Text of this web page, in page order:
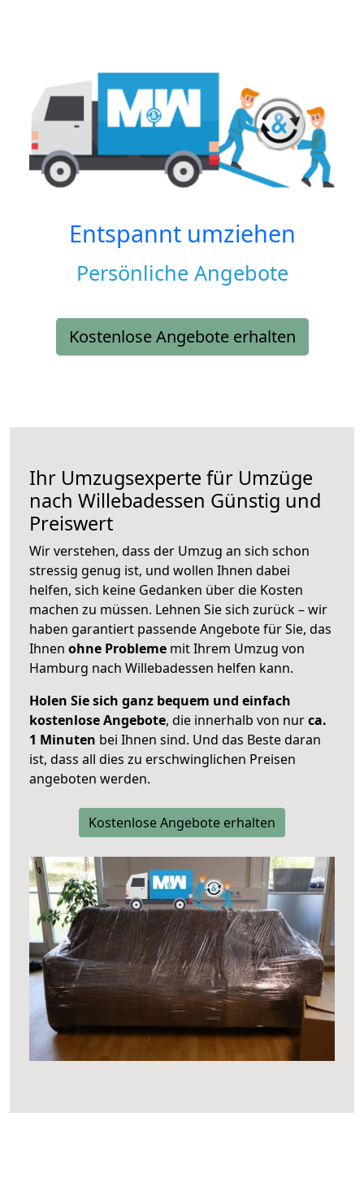
Entspannt umziehen
Persönliche Angebote
Kostenlose Angebote erhalten
Ihr Umzugsexperte für Umzüge
nach Willebadessen Günstig und
Preiswert
Wir verstehen, dass der Umzug an sich schon
stressig genug ist, und wollen Ihnen dabei
helfen, sich keine Gedanken über die Kosten
machen zu müssen. Lehnen Sie sich zurück – wir
haben garantiert passende Angebote für Sie, das
Ihnen ohne Probleme mit Ihrem Umzug von
Hamburg nach Willebadessen helfen kann.
Holen Sie sich ganz bequem und einfach
kostenlose Angebote, die innerhalb von nurca.
1 Minuten bei Ihnen sind. Und das Beste daran
ist, dass all dies zu erschwinglichen Preisen
angeboten werden.
Kostenlose Angebote erhalten